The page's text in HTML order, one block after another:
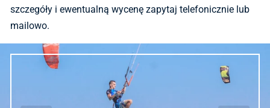
szczegóły i ewentualną wycenę zapytaj telefonicznie lub
mailowo.